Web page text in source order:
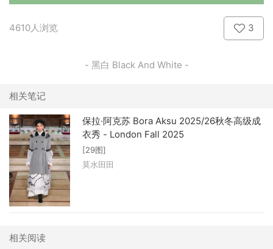
4610人浏览 3
- 黑白 Black And White -
相关笔记
保拉·阿克苏 Bora Aksu 2025/26秋冬高级成
衣秀 - London Fall 2025
[29图]
莫水田田
相关阅读